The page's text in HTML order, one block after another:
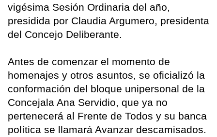
vigésima Sesión Ordinaria del año,
presidida por Claudia Argumero, presidenta
del Concejo Deliberante.
Antes de comenzar el momento de
homenajes y otros asuntos, se oficializó la
conformación del bloque unipersonal de la
Concejala Ana Servidio, que ya no
pertenecerá al Frente de Todos y su banca
política se llamará Avanzar descamisados.